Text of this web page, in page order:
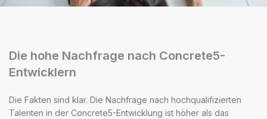
Die hohe Nachfrage nach Concrete5-
Entwicklern
Die Fakten sind klar. Die Nachfrage nach hochqualifizierten
Talenten in der Concrete5-Entwicklung ist höher als das